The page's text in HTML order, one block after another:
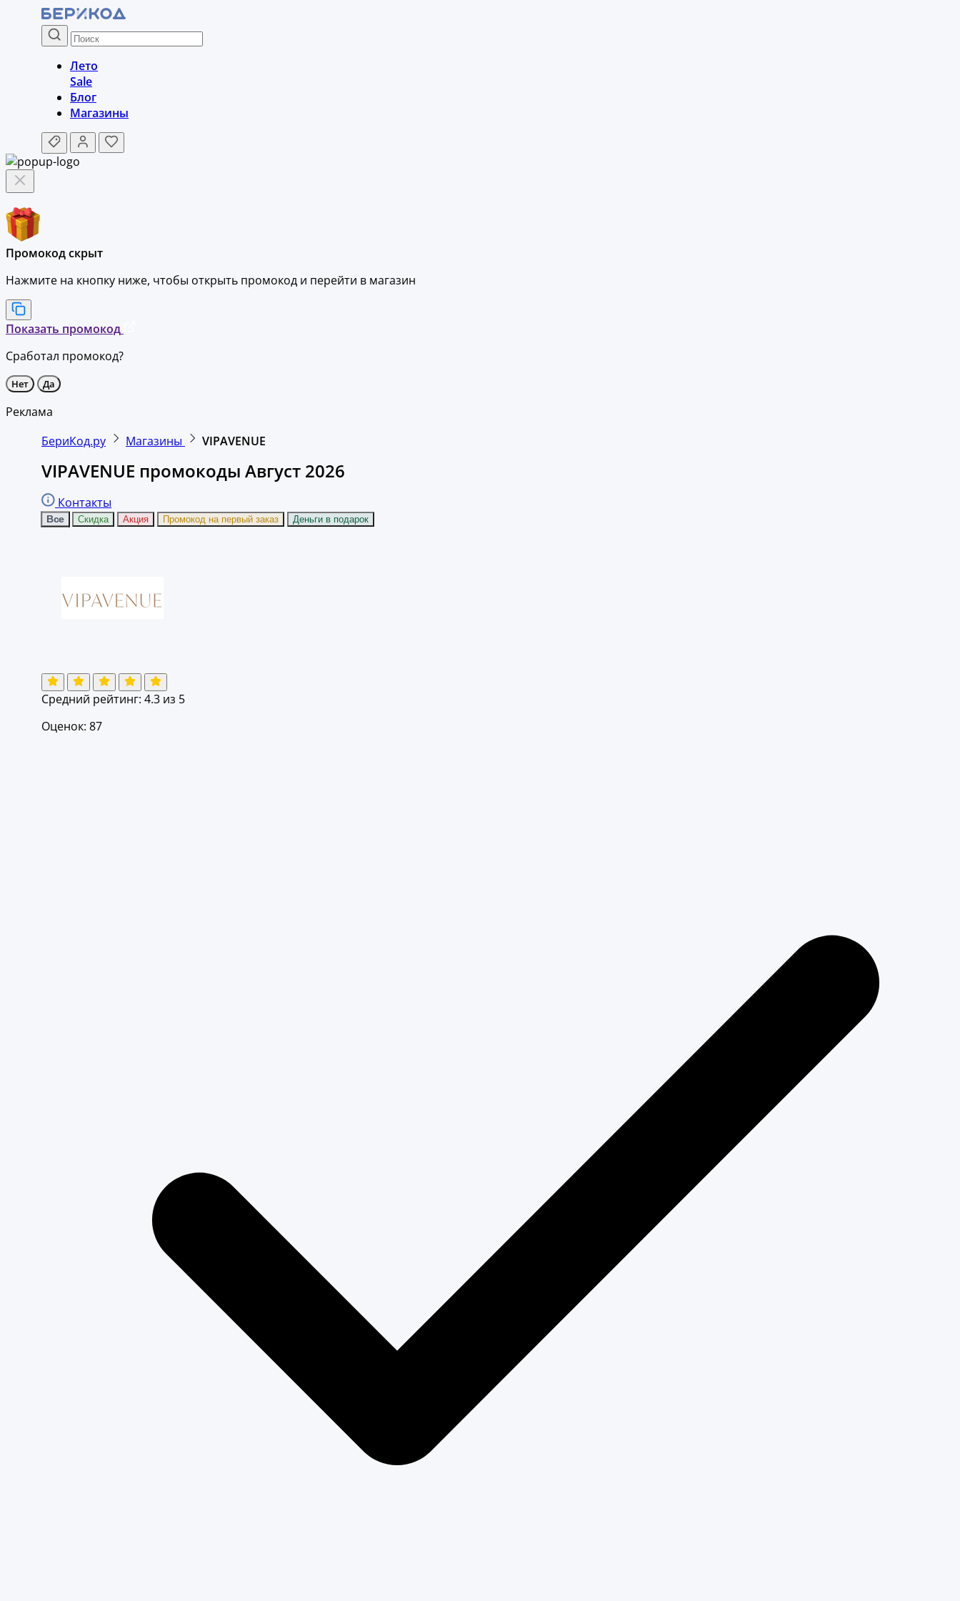
Лето
Sale
Блог
Магазины
Промокод скрыт
Нажмите на кнопку ниже, чтобы открыть промокод и перейти в магазин
Показать промокод
Сработал промокод?
Нет Да
Реклама
БериКод.ру
Магазины VIPAVENUE
VIPAVENUE промокоды Август 2026
Контакты
Все Скидка Акция Промокод на первый заказ Деньги в подарок
Средний рейтинг: 4.3 из 5
Оценок: 87